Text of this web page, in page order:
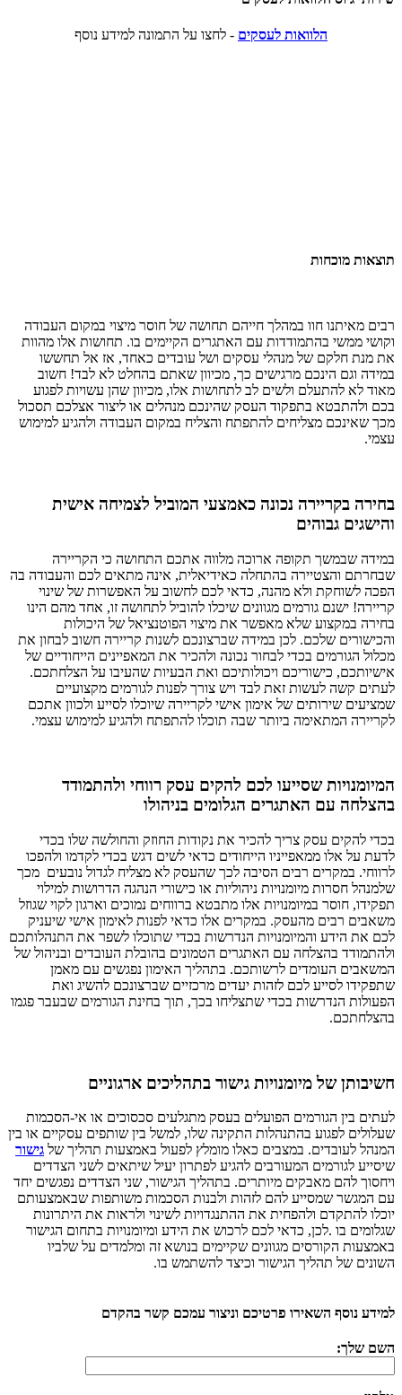
הלוואות לעסקים - לחצו על התמונה למידע נוסף
תוצאות מוכחות
רבים מאיתנו חוו במהלך חייהם תחושה של חוסר מיצוי במקום העבודה
וקושי ממשי בהתמודדות עם האתגרים הקיימים בו. תחושות אלו מהוות
את מנת חלקם של מנהלי עסקים ושל עובדים כאחד, אז אל תחששו
במידה וגם הינכם מרגישים כך, מכיוון שאתם בהחלט לא לבד! חשוב
מאוד לא להתעלם ולשים לב לתחושות אלו, מכיוון שהן עשויות לפגוע
בכם ולהתבטא בתפקוד העסק שהינכם מנהלים או ליצור אצלכם תסכול
מכך שאינכם מצליחים להתפתח והצליח במקום העבודה ולהגיע למימוש
עצמי.
בחירה בקריירה נכונה כאמצעי המוביל לצמיחה אישית
והישגים גבוהים
במידה שבמשך תקופה ארוכה מלווה אתכם התחושה כי הקריירה
שבחרתם והצטיירה בהתחלה כאידיאלית, אינה מתאים לכם והעבודה בה
הפכה לשוחקת ולא מהנה, כדאי לכם לחשוב על האפשרות של שינוי
קריירה! ישנם גורמים מגוונים שיכלו להוביל לתחושה זו, אחד מהם הינו
בחירה במקצוע שלא מאפשר את מיצוי הפוטנציאל של היכולות
והכישורים שלכם. לכן במידה שברצונכם לשנות קריירה חשוב לבחון את
מכלול הגורמים בכדי לבחור נכונה ולהכיר את המאפיינים הייחודיים של
אישיותכם, כישוריכם ויכולותיכם ואת הבעיות שהעיבו על הצלחתכם.
לעתים קשה לעשות זאת לבד ויש צורך לפנות לגורמים מקצועיים
שמציעים שירותים של אימון אישי לקריירה שיוכלו לסייע ולכוון אתכם
לקריירה המתאימה ביותר שבה תוכלו להתפתח ולהגיע למימוש עצמי.
המיומנויות שסייעו לכם להקים עסק רווחי ולהתמודד
בהצלחה עם האתגרים הגלומים בניהולו
בכדי להקים עסק צריך להכיר את נקודות החוזק והחולשה שלו בכדי
לדעת על אלו ממאפייניו הייחודים כדאי לשים דגש בכדי לקדמו ולהפכו
לרווחי. במקרים רבים הסיבה לכך שהעסק לא מצליח לגדול נובעים מכך
שלמנהל חסרות מיומנויות ניהוליות או כישורי הנהגה הדרושות למילוי
תפקידו, חוסר במיומנויות אלו מתבטא ברווחים נמוכים וארגון לקוי שגוזל
משאבים רבים מהעסק. במקרים אלו כדאי לפנות לאימון אישי שיעניק
לכם את הידע והמיומנויות הנדרשות בכדי שתוכלו לשפר את התנהלותכם
ולהתמודד בהצלחה עם האתגרים הטמונים בהובלת העובדים ובניהול של
המשאבים העומדים לרשותכם. בתהליך האימון נפגשים עם מאמן
שתפקידו לסייע לכם לזהות יעדים מרכזיים שברצונכם להשיג ואת
הפעולות הנדרשות בכדי שתצליחו בכך, תוך בחינת הגורמים שבעבר פגמו
בהצלחתכם.
חשיבותן של מיומנויות גישור בתהליכים ארגוניים
לעתים בין הגורמים הפועלים בעסק מתגלעים סכסוכים או אי-הסכמות
שעלולים לפגוע בהתנהלות התקינה שלו, למשל בין שותפים עסקיים או בין
המנהל לעובדים. במצבים כאלו מומלץ לפעול באמצעות תהליך של גישור
שיסייע לגורמים המעורבים להגיע לפתרון יעיל שיתאים לשני הצדדים
ויחסוך להם מאבקים מיותרים. בתהליך הגישור, שני הצדדים נפגשים יחד
עם המגשר שמסייע להם לזהות ולבנות הסכמות משותפות שבאמצעותם
יוכלו להתקדם ולהפחית את ההתנגדויות לשינוי ולראות את היתרונות
שגלומים בו .לכן, כדאי לכם לרכוש את הידע ומיומנויות בתחום הגישור
באמצעות הקורסים מגוונים שקיימים בנושא זה ומלמדים על שלביו
השונים של תהליך הגישור וכיצד להשתמש בו.
למידע נוסף השאירו פרטיכם וניצור עמכם קשר בהקדם
השם שלך: